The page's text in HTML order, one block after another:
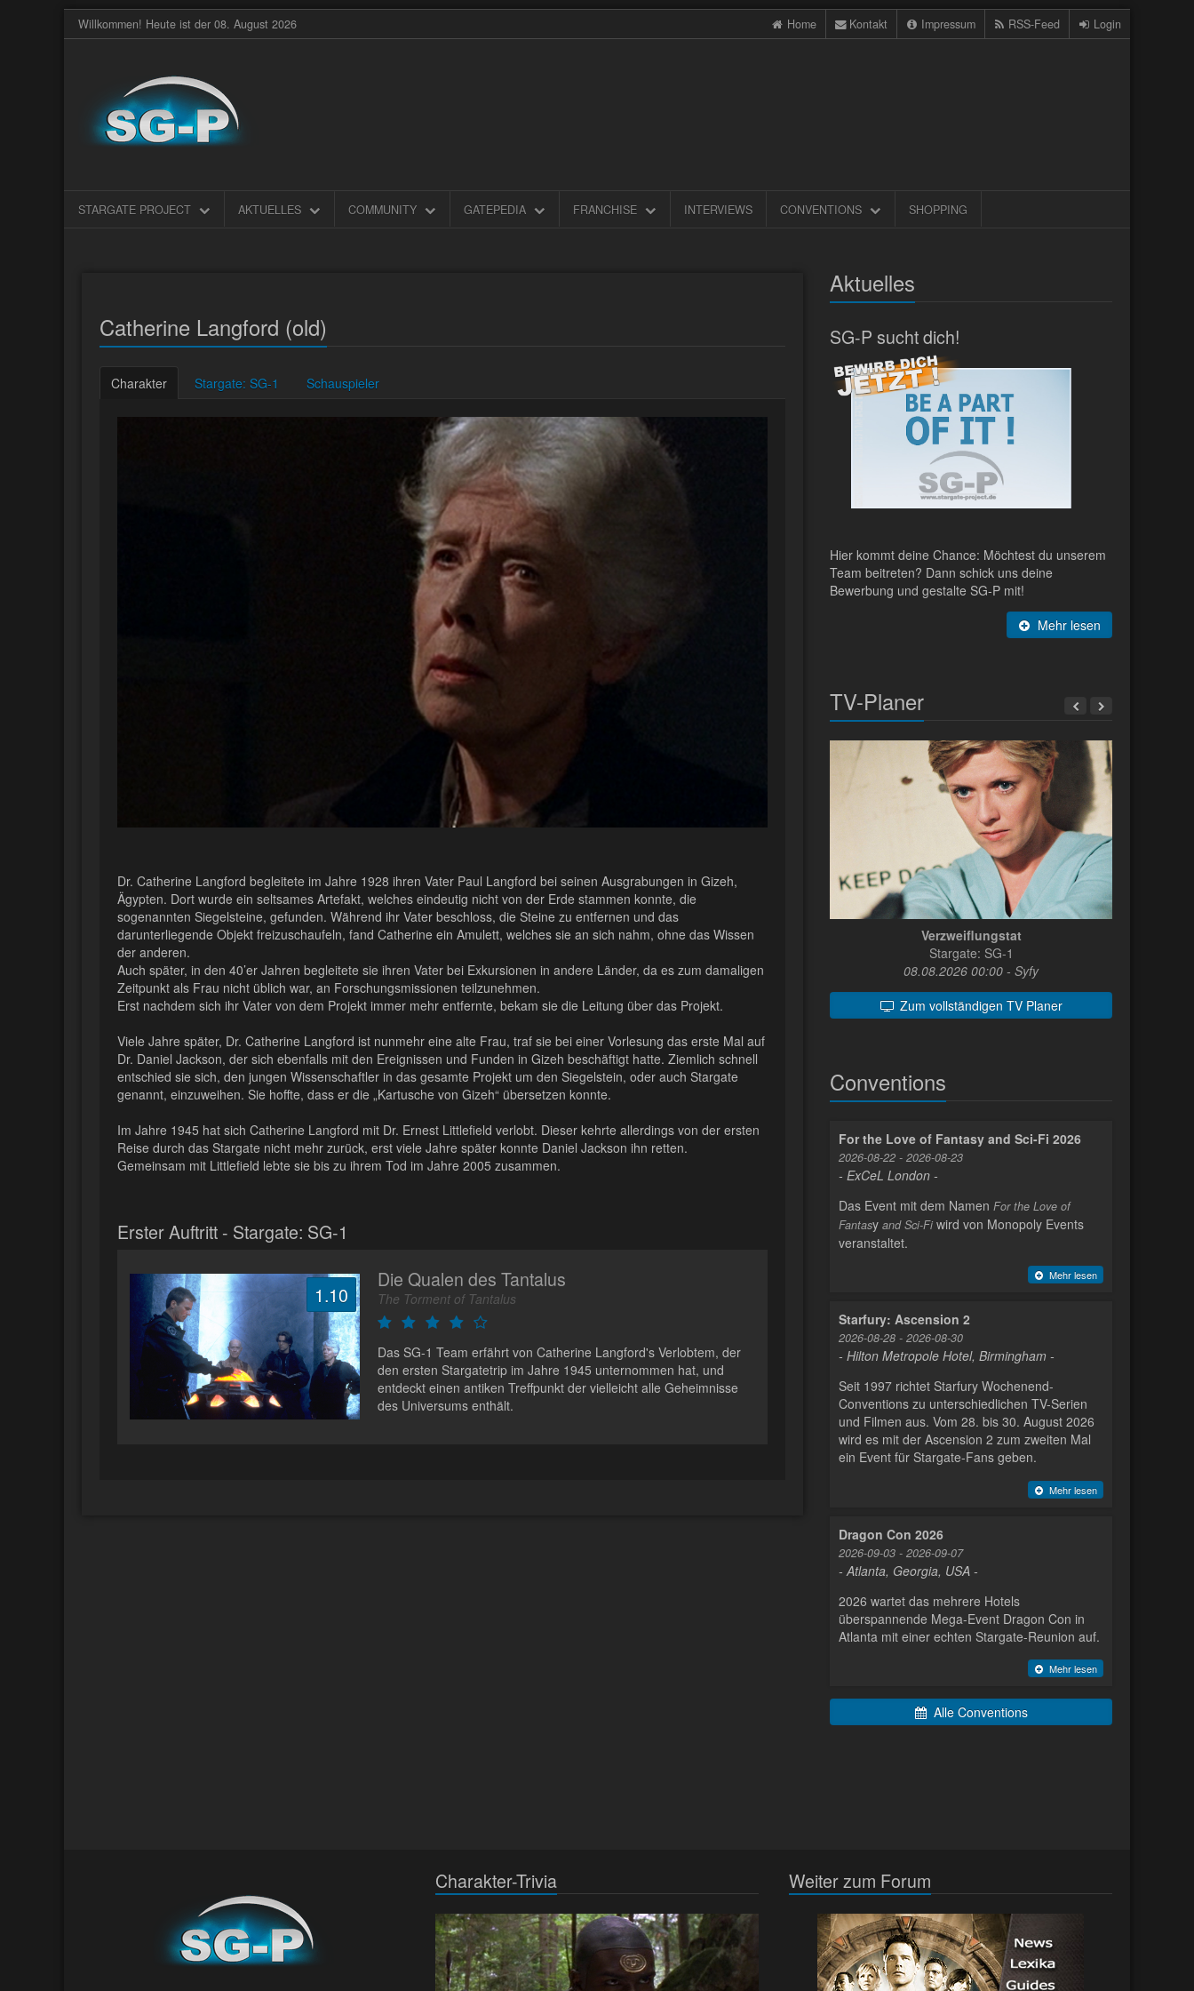
Willkommen! Heute ist der 08. August 2026 Home Kontakt Impressum RSS-Feed Login
STARGATE PROJECT AKTUELLES COMMUNITY GATEPEDIA FRANCHISE INTERVIEWS CONVENTIONS SHOPPING
Catherine Langford (old)
Charakter Stargate: SG-1 Schauspieler
Dr. Catherine Langford begleitete im Jahre 1928 ihren Vater Paul Langford bei seinen Ausgrabungen in Gizeh,
Ägypten. Dort wurde ein seltsames Artefakt, welches eindeutig nicht von der Erde stammen konnte, die
sogenannten Siegelsteine, gefunden. Während ihr Vater beschloss, die Steine zu entfernen und das
darunterliegende Objekt freizuschaufeln, fand Catherine ein Amulett, welches sie an sich nahm, ohne das Wissen
der anderen.
Auch später, in den 40’er Jahren begleitete sie ihren Vater bei Exkursionen in andere Länder, da es zum damaligen
Zeitpunkt als Frau nicht üblich war, an Forschungsmissionen teilzunehmen.
Erst nachdem sich ihr Vater von dem Projekt immer mehr entfernte, bekam sie die Leitung über das Projekt.
Viele Jahre später, Dr. Catherine Langford ist nunmehr eine alte Frau, traf sie bei einer Vorlesung das erste Mal auf
Dr. Daniel Jackson, der sich ebenfalls mit den Ereignissen und Funden in Gizeh beschäftigt hatte. Ziemlich schnell
entschied sie sich, den jungen Wissenschaftler in das gesamte Projekt um den Siegelstein, oder auch Stargate
genannt, einzuweihen. Sie hoffte, dass er die „Kartusche von Gizeh“ übersetzen konnte.
Im Jahre 1945 hat sich Catherine Langford mit Dr. Ernest Littlefield verlobt. Dieser kehrte allerdings von der ersten
Reise durch das Stargate nicht mehr zurück, erst viele Jahre später konnte Daniel Jackson ihn retten.
Gemeinsam mit Littlefield lebte sie bis zu ihrem Tod im Jahre 2005 zusammen.
Erster Auftritt - Stargate: SG-1
1.10
Die Qualen des Tantalus
The Torment of Tantalus
Das SG-1 Team erfährt von Catherine Langford's Verlobtem, der
den ersten Stargatetrip im Jahre 1945 unternommen hat, und
entdeckt einen antiken Treffpunkt der vielleicht alle Geheimnisse
des Universums enthält.
Aktuelles
SG-P sucht dich!
Hier kommt deine Chance: Möchtest du unserem
Team beitreten? Dann schick uns deine
Bewerbung und gestalte SG-P mit!
Mehr lesen
TV-Planer
Verzweiflungstat
Stargate: SG-1
08.08.2026 00:00 - Syfy
Zum vollständigen TV Planer
Conventions
For the Love of Fantasy and Sci-Fi 2026
2026-08-22 - 2026-08-23
- ExCeL London -
Das Event mit dem Namen For the Love of
Fantasy and Sci-Fi wird von Monopoly Events
veranstaltet.
Mehr lesen
Starfury: Ascension 2
2026-08-28 - 2026-08-30
- Hilton Metropole Hotel, Birmingham -
Seit 1997 richtet Starfury Wochenend-
Conventions zu unterschiedlichen TV-Serien
und Filmen aus. Vom 28. bis 30. August 2026
wird es mit der Ascension 2 zum zweiten Mal
ein Event für Stargate-Fans geben.
Mehr lesen
Dragon Con 2026
2026-09-03 - 2026-09-07
- Atlanta, Georgia, USA -
2026 wartet das mehrere Hotels
überspannende Mega-Event Dragon Con in
Atlanta mit einer echten Stargate-Reunion auf.
Mehr lesen
Alle Conventions
Charakter-Trivia Weiter zum Forum